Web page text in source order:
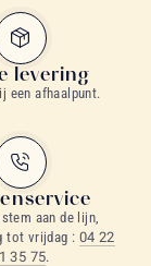
levering
een afhaalpunt.
aan de lijn,
tot vrijdag : 04 22
35 75.